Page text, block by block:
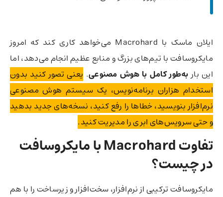
ایلان ماسک با Macrohard می‌خواهد کاری کند که امروز
مایکروسافت با تیم‌های بزرگ و منابع عظیم انجام می‌دهد، اما
این بار به‌طور کامل با هوش مصنوعی. یعنی تصور کنید بدون
استخدام هزاران برنامه‌نویس، یک سیستم هوش مصنوعی
نرم‌افزار بنویسید، خطاها را رفع کنید، نسخه‌های جدید بدهید
و حتی سرویس‌های ابری را مدیریت کنید.
تفاوت Macrohard با مایکروسافت
در چیست؟
مایکروسافت ترکیبی از نرم‌افزار، سخت‌افزار و زیرساخت را با هم